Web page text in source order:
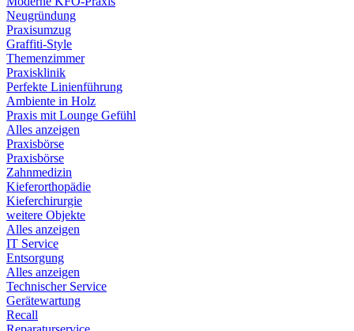
Neugründung
Praxisumzug
Graffiti-Style
Themenzimmer
Praxisklinik
Perfekte Linienführung
Ambiente in Holz
Praxis mit Lounge Gefühl
Alles anzeigen
Praxisbörse
Praxisbörse
Zahnmedizin
Kieferorthopädie
Kieferchirurgie
weitere Objekte
Alles anzeigen
IT Service
Entsorgung
Alles anzeigen
Technischer Service
Gerätewartung
Recall